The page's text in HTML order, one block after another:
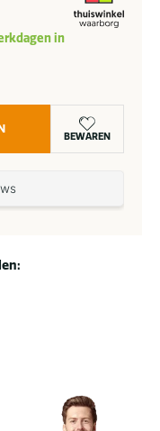
in
BEWAREN